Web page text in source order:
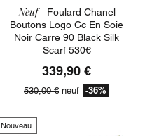
Neuf | Foulard Chanel
Boutons Logo Cc En Soie
Noir Carre 90 Black Silk
Scarf 530€
339,90 €
530,00 € neuf -36%
Nouveau